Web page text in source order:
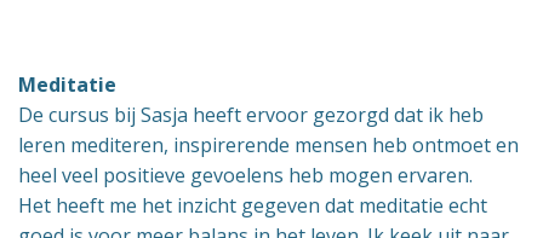
Meditatie
De cursus bij Sasja heeft ervoor gezorgd dat ik heb
leren mediteren, inspirerende mensen heb ontmoet en
heel veel positieve gevoelens heb mogen ervaren.
Het heeft me het inzicht gegeven dat meditatie echt